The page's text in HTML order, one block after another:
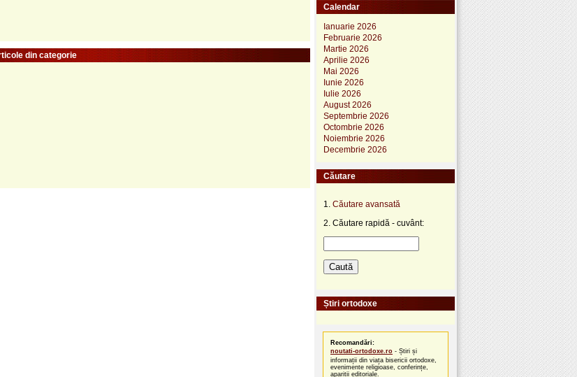
din categorie
Calendar
Ianuarie 2026
Februarie 2026
Martie 2026
Aprilie 2026
Mai 2026
Iunie 2026
Iulie 2026
August 2026
Septembrie 2026
Octombrie 2026
Noiembrie 2026
Decembrie 2026
Căutare
1. Căutare avansată
2. Căutare rapidă - cuvânt:
Știri ortodoxe
Recomandări:
noutati-ortodoxe.ro - Știri și
informații din viața bisericii ortodoxe,
evenimente religioase, conferințe,
apariții editoriale.